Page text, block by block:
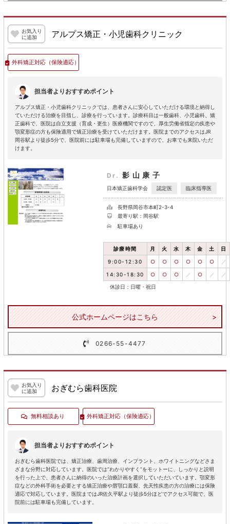
お気入り
に追加
アルプス矯正・小児歯科クリニック
外科矯正対応（保険適応）
担当者よりおすすめポイント
アルプス矯正・小児歯科クリニックでは、患者さんに安心していただける環境と納得し
ていただける治療を目指し、診療を行っています。診療科目は一般歯科、小児歯科、矯
正歯科で、医院は自立支援（育成・更生）医療機関ですので、厚生労働省指定の疾患や
顎変形症の方も保険適用で矯正治療を受けていただけます。医院までのアクセスはJR
岡谷駅より徒歩5分で、医院前には駐車場も完備していますので、お車でも来院いただ
けます。
Dr. 影山康子
日本矯正歯科学会 認定医 臨床指導医
長野県岡谷市本町2-3-4
最寄り駅：岡谷駅
駐車場あり
診療時間 月 火 水 木 金 土 日
9:00-12:30 ○ ○ ○ ○ ○ ○ ／
14:30-18:30 ○ ○ ○ ／ ○ ／ ／
休診日：日曜・祝日
公式ホームページはこちら
0266-55-4477
お気入り
に追加
おぎむら歯科医院
無料相談あり 外科矯正対応（保険適応）
担当者よりおすすめポイント
おぎむら歯科医院では、矯正治療、歯周治療、インプラント、ホワイトニングなどさま
ざまな分野に対応しています。医院では“わかりやすく”をモットーに、しっかりと説明
を行った上で、患者さんに納得のいった治療計画を選択していただいています。顎変形
症などの外科手術を必要とする矯正治療や唇顎口蓋裂、先天性疾患の方の治療には保険
適応で対応しています。医院まではJR佐久平駅より徒歩5分ほどでアクセス可能で、医
院前には駐車場も完備しています。